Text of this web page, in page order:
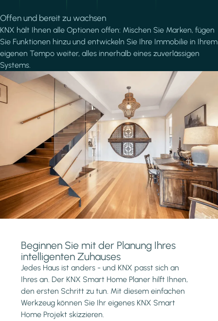
Offen und bereit zu wachsen
KNX hält Ihnen alle Optionen offen: Mischen Sie Marken, fügen
Sie Funktionen hinzu und entwickeln Sie Ihre Immobilie in Ihrem
eigenen Tempo weiter, alles innerhalb eines zuverlässigen
Systems.
Beginnen Sie mit der Planung Ihres
intelligenten Zuhauses
Jedes Haus ist anders - und KNX passt sich an
Ihres an. Der KNX Smart Home Planer hilft Ihnen,
den ersten Schritt zu tun. Mit diesem einfachen
Werkzeug können Sie Ihr eigenes KNX Smart
Home Projekt skizzieren.